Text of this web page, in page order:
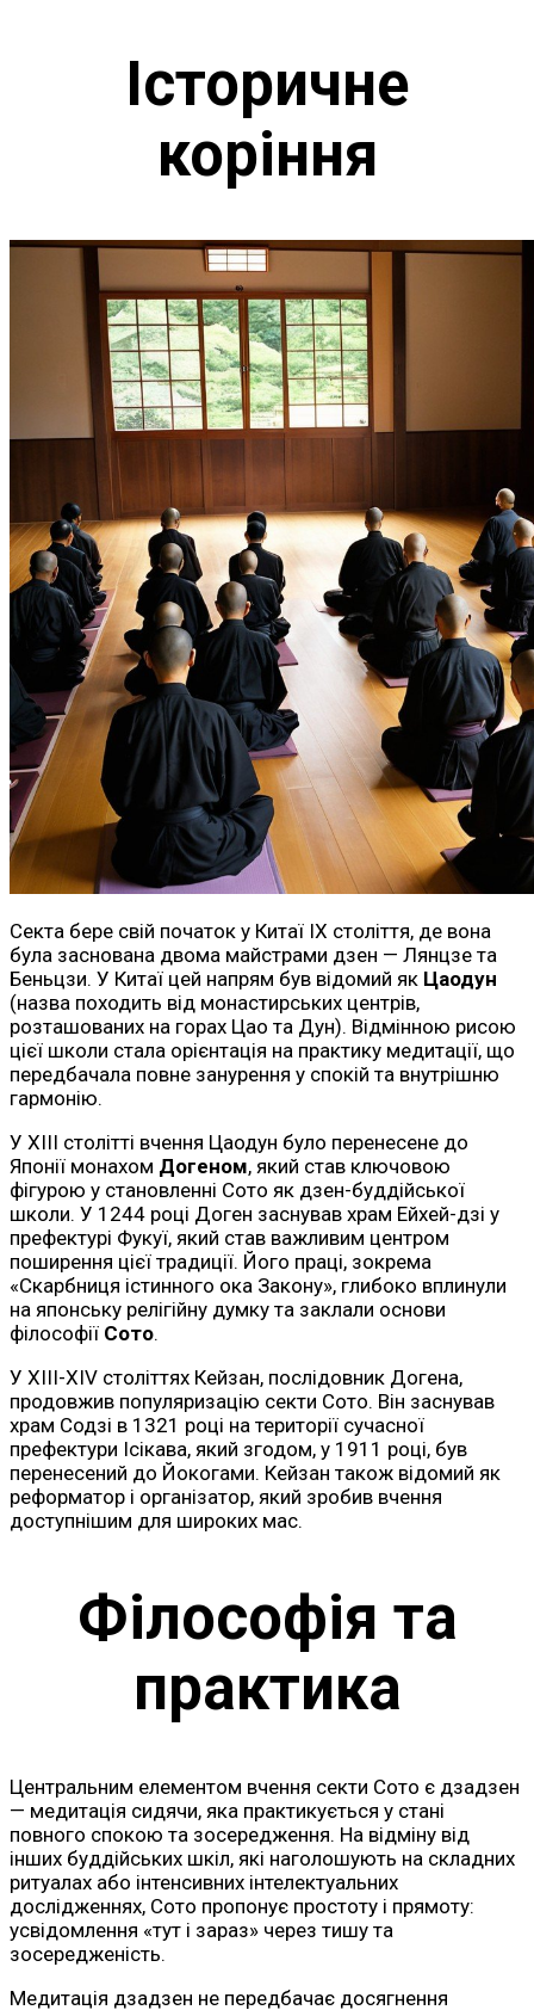
Історичне
коріння
Секта бере свій початок у Китаї IX століття, де вона
була заснована двома майстрами дзен — Лянцзе та
Беньцзи. У Китаї цей напрям був відомий як Цаодун
(назва походить від монастирських центрів,
розташованих на горах Цао та Дун). Відмінною рисою
цієї школи стала орієнтація на практику медитації, що
передбачала повне занурення у спокій та внутрішню
гармонію.
У XIII столітті вчення Цаодун було перенесене до
Японії монахом Догеном, який став ключовою
фігурою у становленні Сото як дзен-буддійської
школи. У 1244 році Доген заснував храм Ейхей-дзі у
префектурі Фукуї, який став важливим центром
поширення цієї традиції. Його праці, зокрема
«Скарбниця істинного ока Закону», глибоко вплинули
на японську релігійну думку та заклали основи
філософії Сото.
У XIII-XIV століттях Кейзан, послідовник Догена,
продовжив популяризацію секти Сото. Він заснував
храм Содзі в 1321 році на території сучасної
префектури Ісікава, який згодом, у 1911 році, був
перенесений до Йокогами. Кейзан також відомий як
реформатор і організатор, який зробив вчення
доступнішим для широких мас.
Філософія та
практика
Центральним елементом вчення секти Сото є дзадзен
— медитація сидячи, яка практикується у стані
повного спокою та зосередження. На відміну від
інших буддійських шкіл, які наголошують на складних
ритуалах або інтенсивних інтелектуальних
дослідженнях, Сото пропонує простоту і прямоту:
усвідомлення «тут і зараз» через тишу та
зосередженість.
Медитація дзадзен не передбачає досягнення